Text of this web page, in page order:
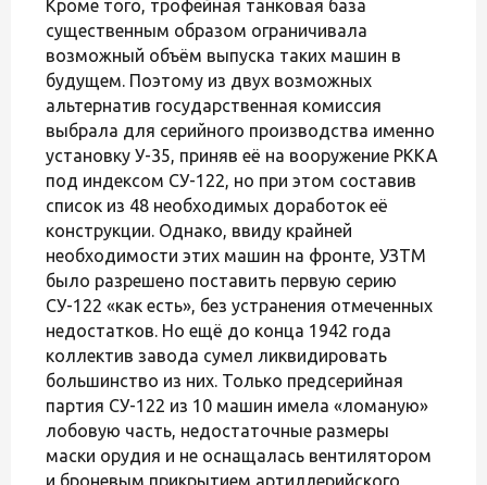
Кроме того, трофейная танковая база
существенным образом ограничивала
возможный объём выпуска таких машин в
будущем. Поэтому из двух возможных
альтернатив государственная комиссия
выбрала для серийного производства именно
установку У-35, приняв её на вооружение РККА
под индексом СУ-122, но при этом составив
список из 48 необходимых доработок её
конструкции. Однако, ввиду крайней
необходимости этих машин на фронте, УЗТМ
было разрешено поставить первую серию
СУ-122 «как есть», без устранения отмеченных
недостатков. Но ещё до конца 1942 года
коллектив завода сумел ликвидировать
большинство из них. Только предсерийная
партия СУ-122 из 10 машин имела «ломаную»
лобовую часть, недостаточные размеры
маски орудия и не оснащалась вентилятором
и броневым прикрытием артиллерийского